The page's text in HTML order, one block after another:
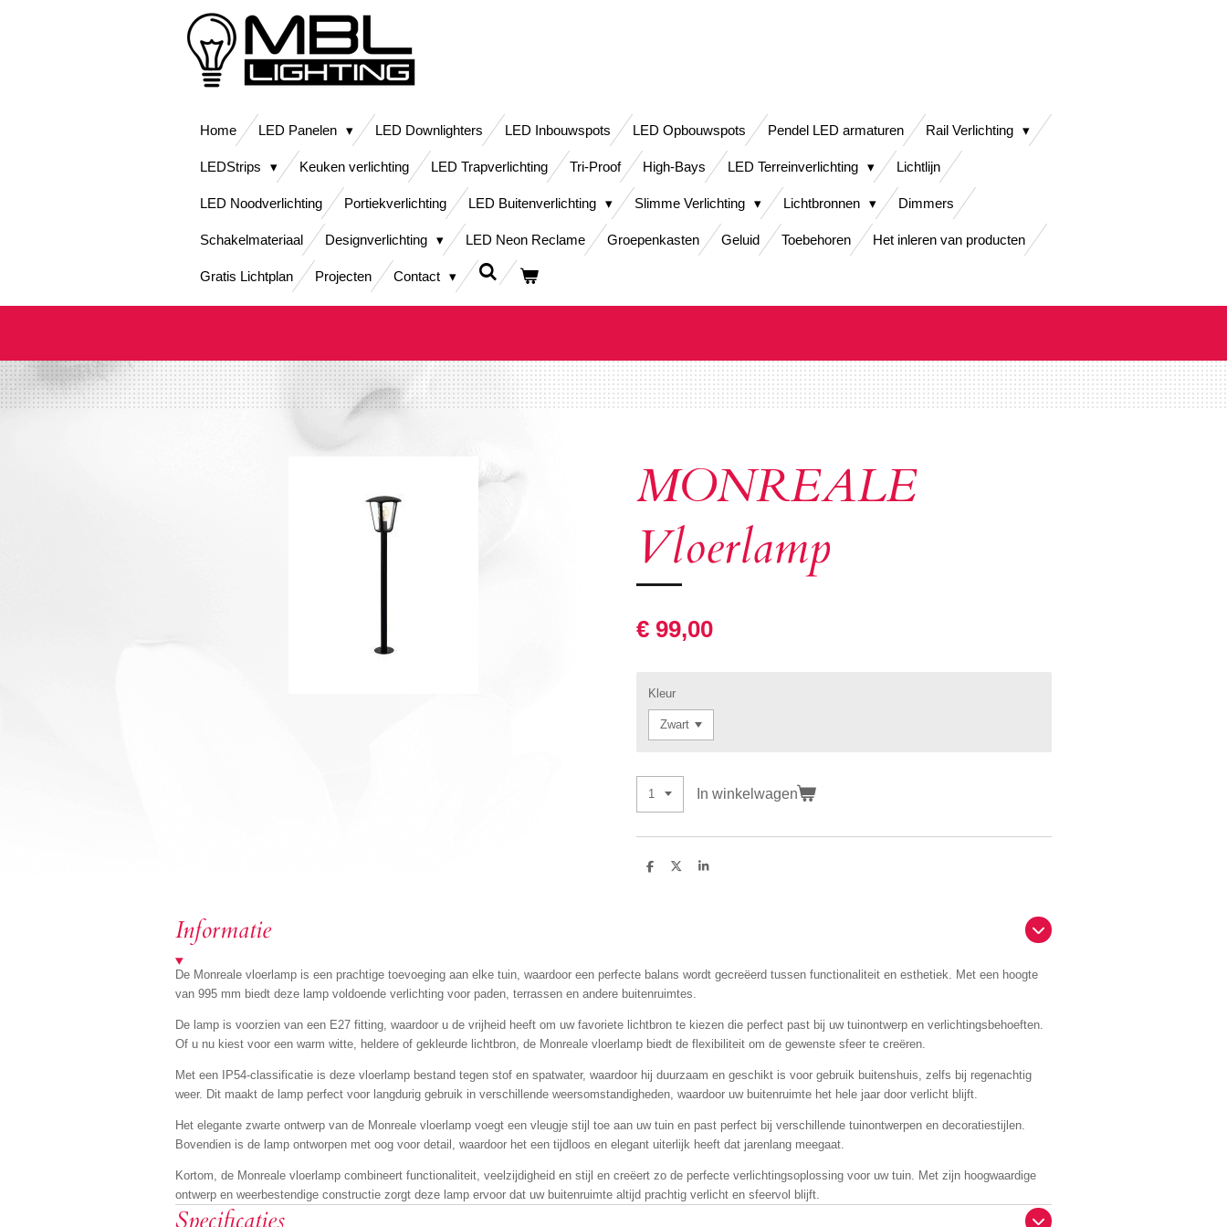
Home LED Panelen LED Downlighters LED Inbouwspots LED Opbouwspots Pendel LED armaturen Rail Verlichting
LEDStrips Keuken verlichting LED Trapverlichting Tri-Proof High-Bays LED Terreinverlichting Lichtlijn
LED Noodverlichting Portiekverlichting LED Buitenverlichting Slimme Verlichting Lichtbronnen Dimmers
Schakelmateriaal Designverlichting LED Neon Reclame Groepenkasten Geluid Toebehoren Het inleren van producten
Gratis Lichtplan Projecten Contact
MONREALE
Vloerlamp
€ 99,00
Kleur
In winkelwagen
D
D
S
Informatie
De Monreale vloerlamp is een prachtige toevoeging aan elke tuin, waardoor een perfecte balans wordt gecreëerd tussen functionaliteit en esthetiek. Met een hoogte
van 995 mm biedt deze lamp voldoende verlichting voor paden, terrassen en andere buitenruimtes.
De lamp is voorzien van een E27 fitting, waardoor u de vrijheid heeft om uw favoriete lichtbron te kiezen die perfect past bij uw tuinontwerp en verlichtingsbehoeften.
Of u nu kiest voor een warm witte, heldere of gekleurde lichtbron, de Monreale vloerlamp biedt de flexibiliteit om de gewenste sfeer te creëren.
Met een IP54-classificatie is deze vloerlamp bestand tegen stof en spatwater, waardoor hij duurzaam en geschikt is voor gebruik buitenshuis, zelfs bij regenachtig
weer. Dit maakt de lamp perfect voor langdurig gebruik in verschillende weersomstandigheden, waardoor uw buitenruimte het hele jaar door verlicht blijft.
Het elegante zwarte ontwerp van de Monreale vloerlamp voegt een vleugje stijl toe aan uw tuin en past perfect bij verschillende tuinontwerpen en decoratiestijlen.
Bovendien is de lamp ontworpen met oog voor detail, waardoor het een tijdloos en elegant uiterlijk heeft dat jarenlang meegaat.
Kortom, de Monreale vloerlamp combineert functionaliteit, veelzijdigheid en stijl en creëert zo de perfecte verlichtingsoplossing voor uw tuin. Met zijn hoogwaardige
ontwerp en weerbestendige constructie zorgt deze lamp ervoor dat uw buitenruimte altijd prachtig verlicht en sfeervol blijft.